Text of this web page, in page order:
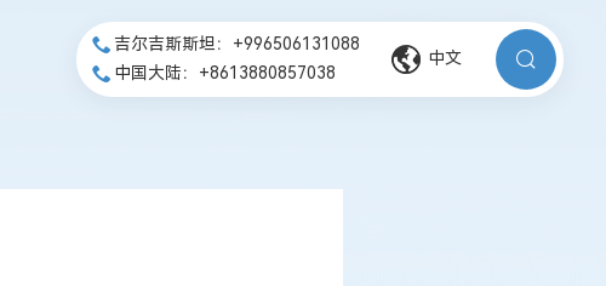
吉尔吉斯斯坦：+996506131088
中国大陆：+8613880857038
中文